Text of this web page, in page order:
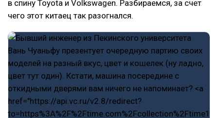
в спину Toyota и Volkswagen. Разбираемся, за счет
чего этот китаец так разогнался.